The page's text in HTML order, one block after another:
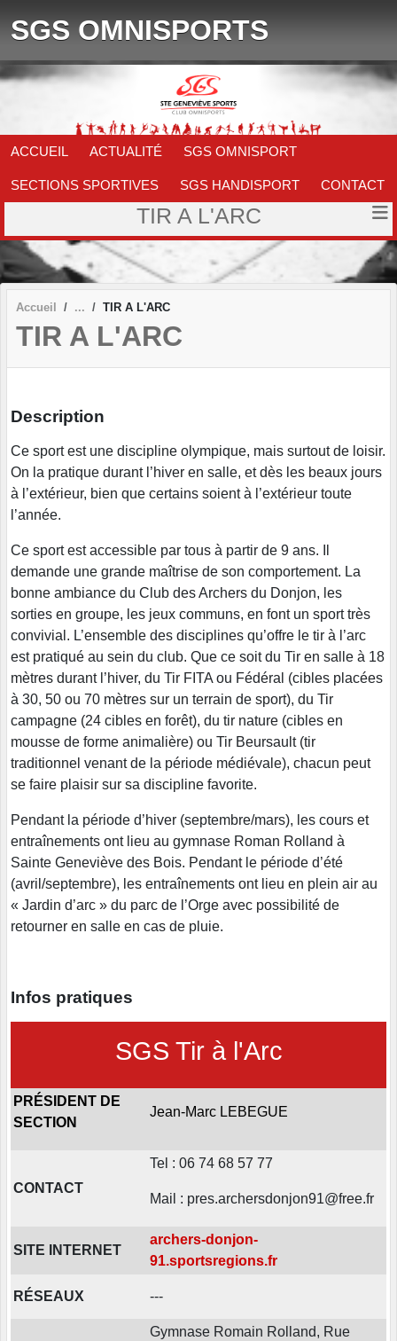
SGS OMNISPORTS
ACCUEIL ACTUALITÉ SGS OMNISPORT
SECTIONS SPORTIVES SGS HANDISPORT CONTACT
TIR A L'ARC
Accueil TIR A L'ARC
TIR A L'ARC
Description
Ce sport est une discipline olympique, mais surtout de loisir.
On la pratique durant l’hiver en salle, et dès les beaux jours
à l’extérieur, bien que certains soient à l’extérieur toute
l’année.
Ce sport est accessible par tous à partir de 9 ans. Il
demande une grande maîtrise de son comportement. La
bonne ambiance du Club des Archers du Donjon, les
sorties en groupe, les jeux communs, en font un sport très
convivial. L’ensemble des disciplines qu’offre le tir à l’arc
est pratiqué au sein du club. Que ce soit du Tir en salle à 18
mètres durant l’hiver, du Tir FITA ou Fédéral (cibles placées
à 30, 50 ou 70 mètres sur un terrain de sport), du Tir
campagne (24 cibles en forêt), du tir nature (cibles en
mousse de forme animalière) ou Tir Beursault (tir
traditionnel venant de la période médiévale), chacun peut
se faire plaisir sur sa discipline favorite.
Pendant la période d’hiver (septembre/mars), les cours et
entraînements ont lieu au gymnase Roman Rolland à
Sainte Geneviève des Bois. Pendant le période d’été
(avril/septembre), les entraînements ont lieu en plein air au
« Jardin d’arc » du parc de l’Orge avec possibilité de
retourner en salle en cas de pluie.
Infos pratiques
SGS Tir à l'Arc
PRÉSIDENT DE
SECTION
Jean-Marc LEBEGUE
CONTACT
Tel : 06 74 68 57 77
Mail : pres.archersdonjon91@free.fr
SITE INTERNET
archers-donjon-
91.sportsregions.fr
RÉSEAUX ---
Gymnase Romain Rolland, Rue